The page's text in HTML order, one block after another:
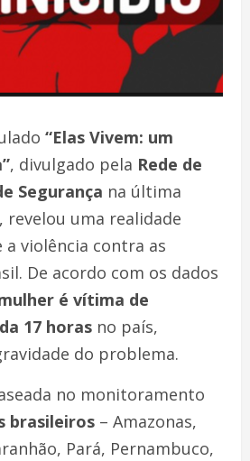
“Elas Vivem: um
, divulgado pela Rede de
Segurança na última
revelou uma realidade
violência contra as
De acordo com os dados
é vítima de
17 horas no país,
do problema.
no monitoramento
brasileiros – Amazonas,
Pará, Pernambuco,